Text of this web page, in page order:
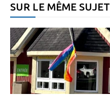
SUR LE MÊME SUJET